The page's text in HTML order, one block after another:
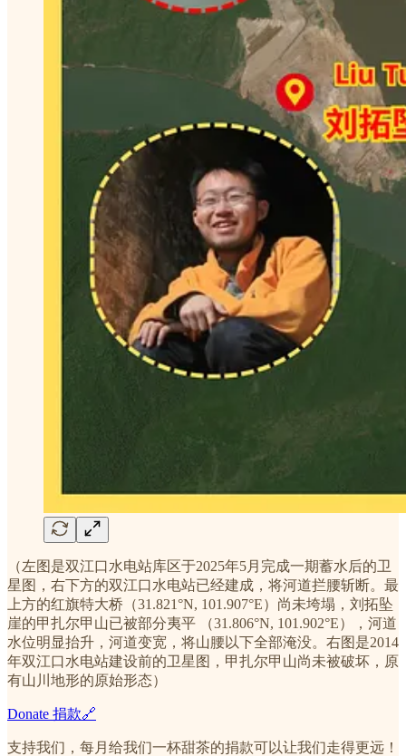
（左图是双江口水电站库区于2025年5月完成一期蓄水后的卫
星图，右下方的双江口水电站已经建成，将河道拦腰斩断。最
上方的红旗特大桥（31.821°N, 101.907°E）尚未垮塌，刘拓坠
崖的甲扎尔甲山已被部分夷平 （31.806°N, 101.902°E），河道
水位明显抬升，河道变宽，将山腰以下全部淹没。右图是2014
年双江口水电站建设前的卫星图，甲扎尔甲山尚未被破坏，原
有山川地形的原始形态）
Donate 捐款🔗
支持我们，每月给我们一杯甜茶的捐款可以让我们走得更远！